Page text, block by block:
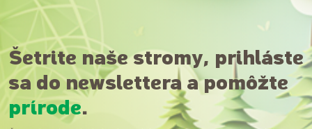
Šetrite naše stromy, prihláste
sa do newslettera a pomôžte
prírode.